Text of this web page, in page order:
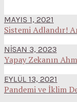
MAYIS 1, 2021
Sistemi Adlandır!
NISAN 3, 2023
Yapay Zekanın
EYLÜL 13, 2021
Pandemi ve İklim